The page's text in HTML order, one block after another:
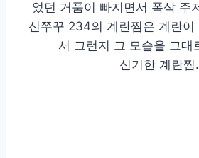
었던 거품이 빠지면서 폭삭 주
신쭈꾸 234의 계란찜은 계란이
서 그런지 그 모습을 그대
신기한 계란찜.